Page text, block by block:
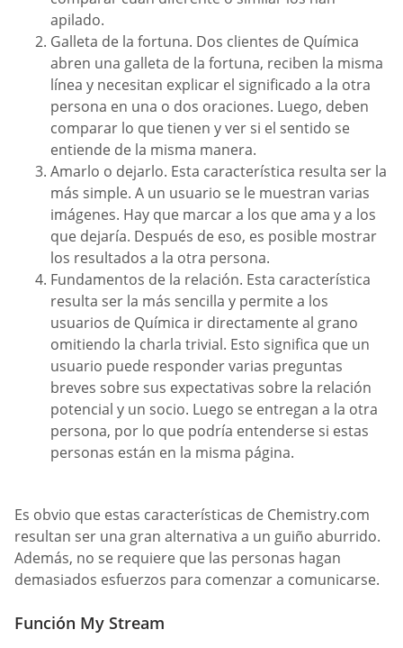
apilado.
Galleta de la fortuna. Dos clientes de Química
abren una galleta de la fortuna, reciben la misma
línea y necesitan explicar el significado a la otra
persona en una o dos oraciones. Luego, deben
comparar lo que tienen y ver si el sentido se
entiende de la misma manera.
Amarlo o dejarlo. Esta característica resulta ser la
más simple. A un usuario se le muestran varias
imágenes. Hay que marcar a los que ama y a los
que dejaría. Después de eso, es posible mostrar
los resultados a la otra persona.
Fundamentos de la relación. Esta característica
resulta ser la más sencilla y permite a los
usuarios de Química ir directamente al grano
omitiendo la charla trivial. Esto significa que un
usuario puede responder varias preguntas
breves sobre sus expectativas sobre la relación
potencial y un socio. Luego se entregan a la otra
persona, por lo que podría entenderse si estas
personas están en la misma página.
Es obvio que estas características de Chemistry.com
resultan ser una gran alternativa a un guiño aburrido.
Además, no se requiere que las personas hagan
demasiados esfuerzos para comenzar a comunicarse.
Función My Stream